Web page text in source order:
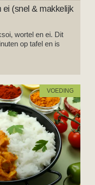
(snel & makkelijk
wortel en ei. Dit
op tafel en is
VOEDING